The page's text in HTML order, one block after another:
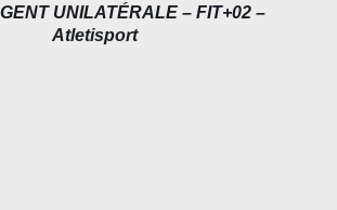
UNILATÉRALE – FIT+02 –
Atletisport